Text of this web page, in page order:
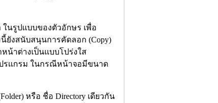
ในรูปแบบของตัวอักษร เพื่อ
ยังสนับสนุนการคัดลอก (Copy)
หน้าต่างเป็นแบบโปร่งใส
ปรแกรม ในกรณีหน้าจอมีขนาด
หรือ ชื่อ Directory เดียวกัน